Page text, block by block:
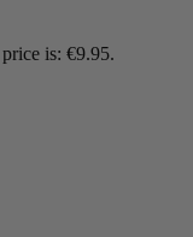
is: €9.95.